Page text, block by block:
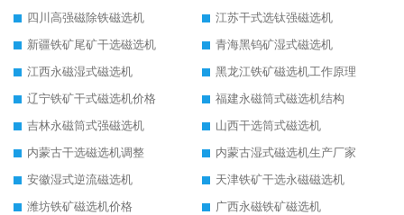
四川高强磁除铁磁选机
江苏干式选钛强磁选机
新疆铁矿尾矿干选磁选机
青海黑钨矿湿式磁选机
江西永磁湿式磁选机
黑龙江铁矿磁选机工作原理
辽宁铁矿干式磁选机价格
福建永磁筒式磁选机结构
吉林永磁筒式强磁选机
山西干选筒式磁选机
内蒙古干选磁选机调整
内蒙古湿式磁选机生产厂家
安徽湿式逆流磁选机
天津铁矿干选永磁磁选机
潍坊铁矿磁选机价格
广西永磁铁矿磁选机